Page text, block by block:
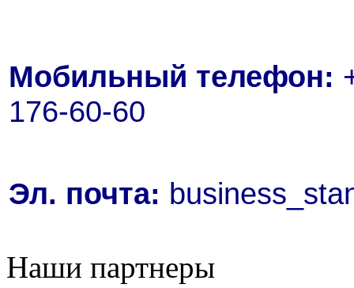
Мобильный телефон:
176-60-60
Эл. почта:
Наши партнеры